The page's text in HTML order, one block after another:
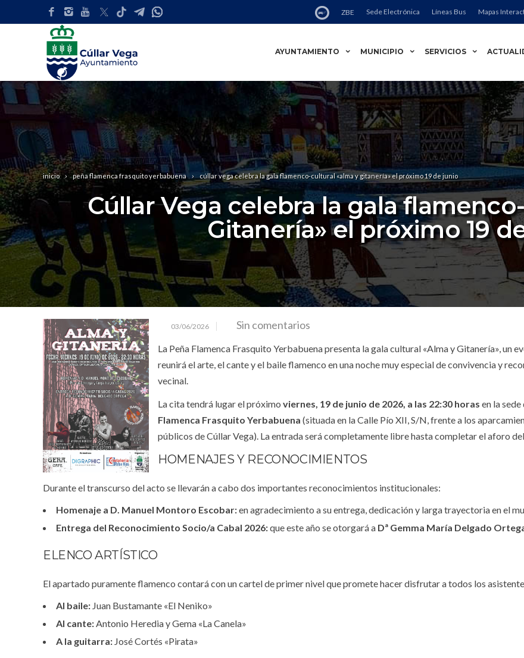
ZBE Sede Electrónica Líneas Bus Mapas
AYUNTAMIENTO MUNICIPIO SERVICIOS
inicio peña flamenca frasquito yerbabuena cúllar vega celebra la gala flamenco-cultural «alma y gitanería» el próximo 19 de junio
Cúllar Vega celebra la gala
Gitanería» el próximo 19
03/06/2026 Sin comentarios
La Peña Flamenca Frasquito Yerbabuena presenta la gala cultural «Alma y Gitanería», un
reunirá el arte, el cante y el baile flamenco en una noche muy especial de convivencia y
vecinal.
La cita tendrá lugar el próximoviernes, 19 de junio de 2026, a las 22:30 horas en la sede
Flamenca Frasquito Yerbabuena (situada en la Calle Pío XII, S/N, frente a los
públicos de Cúllar Vega). La entrada será completamente libre hasta completar el aforo
HOMENAJES Y RECONOCIMIENTOS
Durante el transcurso del acto se llevarán a cabo dos importantes reconocimientos institucionales:
Homenaje a D. Manuel Montoro Escobar:en agradecimiento a su entrega, dedicación y larga trayectoria en el
Entrega del Reconocimiento Socio/a Cabal 2026:que este año se otorgará a Dª Gemma María Delgado
ELENCO ARTÍSTICO
El apartado puramente flamenco contará con un cartel de primer nivel que promete hacer disfrutar a todos los
Al baile: Juan Bustamante «El Neniko»
Al cante:Antonio Heredia y Gema «La Canela»
A la guitarra: José Cortés «Pirata»